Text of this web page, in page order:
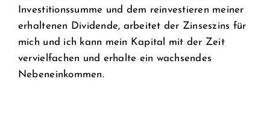
Investitionssumme und dem reinvestieren meiner
erhaltenen Dividende, arbeitet der Zinseszins für
mich und ich kann mein Kapital mit der Zeit
vervielfachen und erhalte ein wachsendes
Nebeneinkommen.